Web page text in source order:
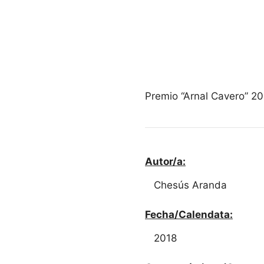
Premio “Arnal Cavero”
Autor/a:
Chesús Aranda
Fecha/Calendata:
2018